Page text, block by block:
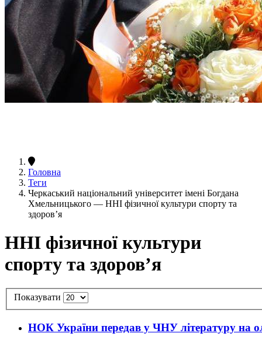
Головна
Теги
Черкаський національний університет імені Богдана
Хмельницького — ННІ фізичної культури спорту та
здоров’я
ННІ фізичної культури
спорту та здоров’я
Показувати
НОК України передав у ЧНУ літературу на